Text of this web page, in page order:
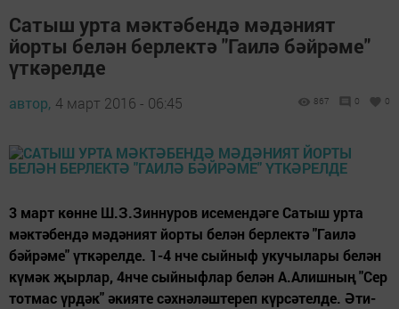
Сатыш урта мәктәбендә мәдәният
йорты белән берлектә "Гаилә бәйрәме"
үткәрелде
автор, 4 март 2016 - 06:45 867 0 0
3 март көнне Ш.З.Зиннуров исемендәге Сатыш урта
мәктәбендә мәдәният йорты белән берлектә "Гаилә
бәйрәме" үткәрелде. 1-4 нче сыйныф укучылары белән
күмәк җырлар, 4нче сыйныфлар белән А.Алишның "Сер
тотмас үрдәк" әкияте сәхнәләштереп күрсәтелде. Әти-